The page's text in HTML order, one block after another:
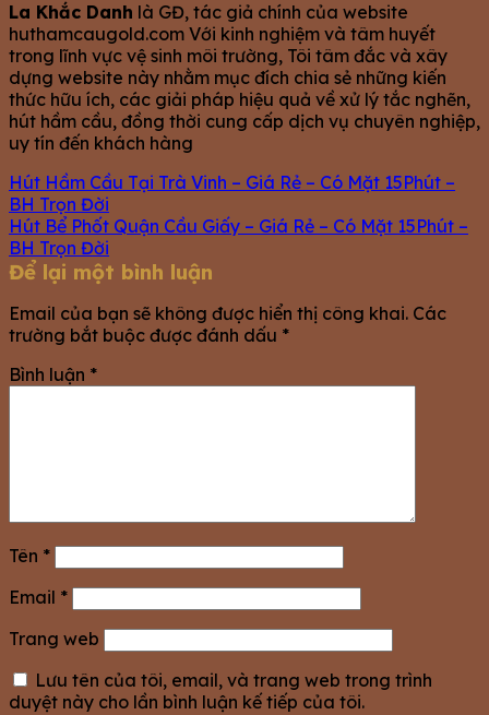
La Khắc Danh là GĐ, tác giả chính của website
huthamcaugold.com Với kinh nghiệm và tâm huyết
trong lĩnh vực vệ sinh môi trường, Tôi tâm đắc và xây
dựng website này nhằm mục đích chia sẻ những kiến
thức hữu ích, các giải pháp hiệu quả về xử lý tắc nghẽn,
hút hầm cầu, đồng thời cung cấp dịch vụ chuyên nghiệp,
uy tín đến khách hàng
Hút Hầm Cầu Tại Trà Vinh – Giá Rẻ – Có Mặt 15Phút –
BH Trọn Đời
Hút Bể Phốt Quận Cầu Giấy – Giá Rẻ – Có Mặt 15Phút –
BH Trọn Đời
Để lại một bình luận
Email của bạn sẽ không được hiển thị công khai. Các
trường bắt buộc được đánh dấu *
Bình luận *
Tên *
Email *
Trang web
Lưu tên của tôi, email, và trang web trong trình
duyệt này cho lần bình luận kế tiếp của tôi.